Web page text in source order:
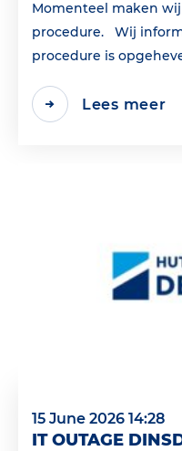
Momenteel maken
procedure. Wij
procedure is
Lees meer
15 June 2026 14:28
IT OUTAGE